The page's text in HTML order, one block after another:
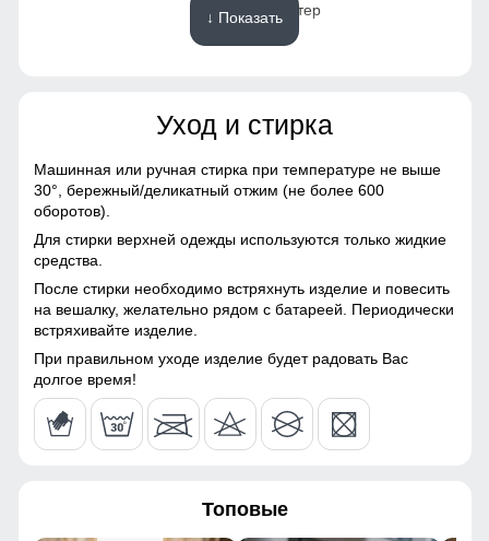
Карман, обеспечивает удобное хранение личных вещей.
Высокий воротник и регулируемые манжеты защищают от
ветра, делая куртку универсальной для ежедневного
использования.
Материал подкладки
Подкладка из флиса: Устойчива к износу и легко
очищается, что делает костюм идеальным вариантом для
повседневного использования.
56
56 (3XL)
Полиэстер
Хлопок, Трикотаж,
Полиэстер, Экологичные
Материал подкладки
Материал подкладки
брюк
Флис/Начес
Фактура материала рубчиковая
Особенность ткани
Гипоаллергенная/
Конструктивные особенности
↓ Показать
Уход и стирка
Машинная или ручная стирка при температуре не выше
30°, бережный/деликатный отжим (не более 600
оборотов).
Для стирки верхней одежды используются только жидкие
средства.
После стирки необходимо встряхнуть изделие и повесить
на вешалку, желательно рядом с батареей. Периодически
встряхивайте изделие.
При правильном уходе изделие будет радовать Вас
долгое время!
Топовые